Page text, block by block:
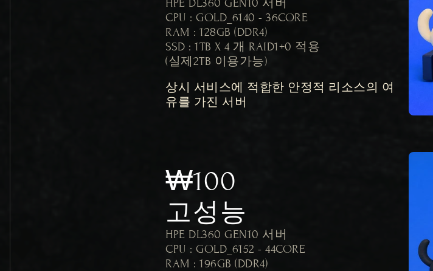
CPU : GOLD_6140 - 36CORE
RAM : 128GB (DDR4)
SSD : 1TB X 4 개 RAID1+0 적용
상시 서비스에 적합한 안정적 리소스의 여
유를 가진 서버
₩100
고성능
HPE DL360 GEN10 서버
CPU : GOLD_6152 - 44CORE
RAM : 196GB (DDR4)